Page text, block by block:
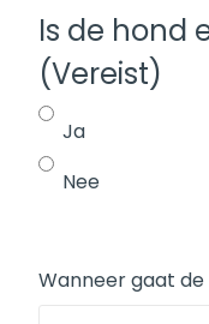
Is de hond
(Vereist)
Ja
Nee
Wanneer gaat